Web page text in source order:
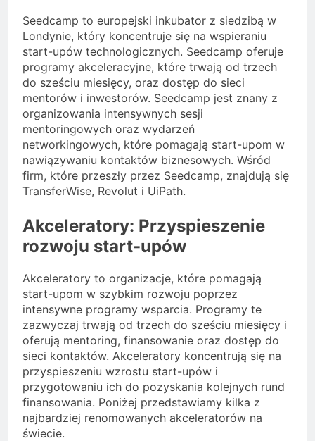
Seedcamp to europejski inkubator z siedzibą w
Londynie, który koncentruje się na wspieraniu
start-upów technologicznych. Seedcamp oferuje
programy akceleracyjne, które trwają od trzech
do sześciu miesięcy, oraz dostęp do sieci
mentorów i inwestorów. Seedcamp jest znany z
organizowania intensywnych sesji
mentoringowych oraz wydarzeń
networkingowych, które pomagają start-upom w
nawiązywaniu kontaktów biznesowych. Wśród
firm, które przeszły przez Seedcamp, znajdują się
TransferWise, Revolut i UiPath.
Akceleratory: Przyspieszenie
rozwoju start-upów
Akceleratory to organizacje, które pomagają
start-upom w szybkim rozwoju poprzez
intensywne programy wsparcia. Programy te
zazwyczaj trwają od trzech do sześciu miesięcy i
oferują mentoring, finansowanie oraz dostęp do
sieci kontaktów. Akceleratory koncentrują się na
przyspieszeniu wzrostu start-upów i
przygotowaniu ich do pozyskania kolejnych rund
finansowania. Poniżej przedstawiamy kilka z
najbardziej renomowanych akceleratorów na
świecie.